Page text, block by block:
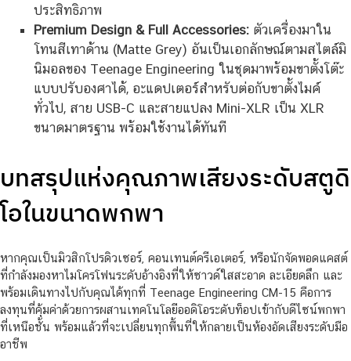
ประสิทธิภาพ
Premium Design & Full Accessories:ตัวเครื่องมาใน
โทนสีเทาด้าน (Matte Grey) อันเป็นเอกลักษณ์ตามสไตล์มิ
นิมอลของ Teenage Engineering ในชุดมาพร้อมขาตั้งโต๊ะ
แบบปรับองศาได้, อะแดปเตอร์สำหรับต่อกับขาตั้งไมค์
ทั่วไป, สาย USB-C และสายแปลง Mini-XLR เป็น XLR
ขนาดมาตรฐาน พร้อมใช้งานได้ทันที
บทสรุปแห่งคุณภาพเสียงระดับสตูดิ
โอในขนาดพกพา
หากคุณเป็นมิวสิกโปรดิวเซอร์, คอนเทนต์ครีเอเตอร์, หรือนักจัดพอดแคสต์
ที่กำลังมองหาไมโครโฟนระดับอ้างอิงที่ให้ซาวด์ใสสะอาด ละเอียดลึก และ
พร้อมเดินทางไปกับคุณได้ทุกที่ Teenage Engineering CM-15 คือการ
ลงทุนที่คุ้มค่าด้วยการผสานเทคโนโลยีออดิโอระดับท็อปเข้ากับดีไซน์พกพา
ที่เหนือชั้น พร้อมแล้วที่จะเปลี่ยนทุกพื้นที่ให้กลายเป็นห้องอัดเสียงระดับมือ
อาชีพ